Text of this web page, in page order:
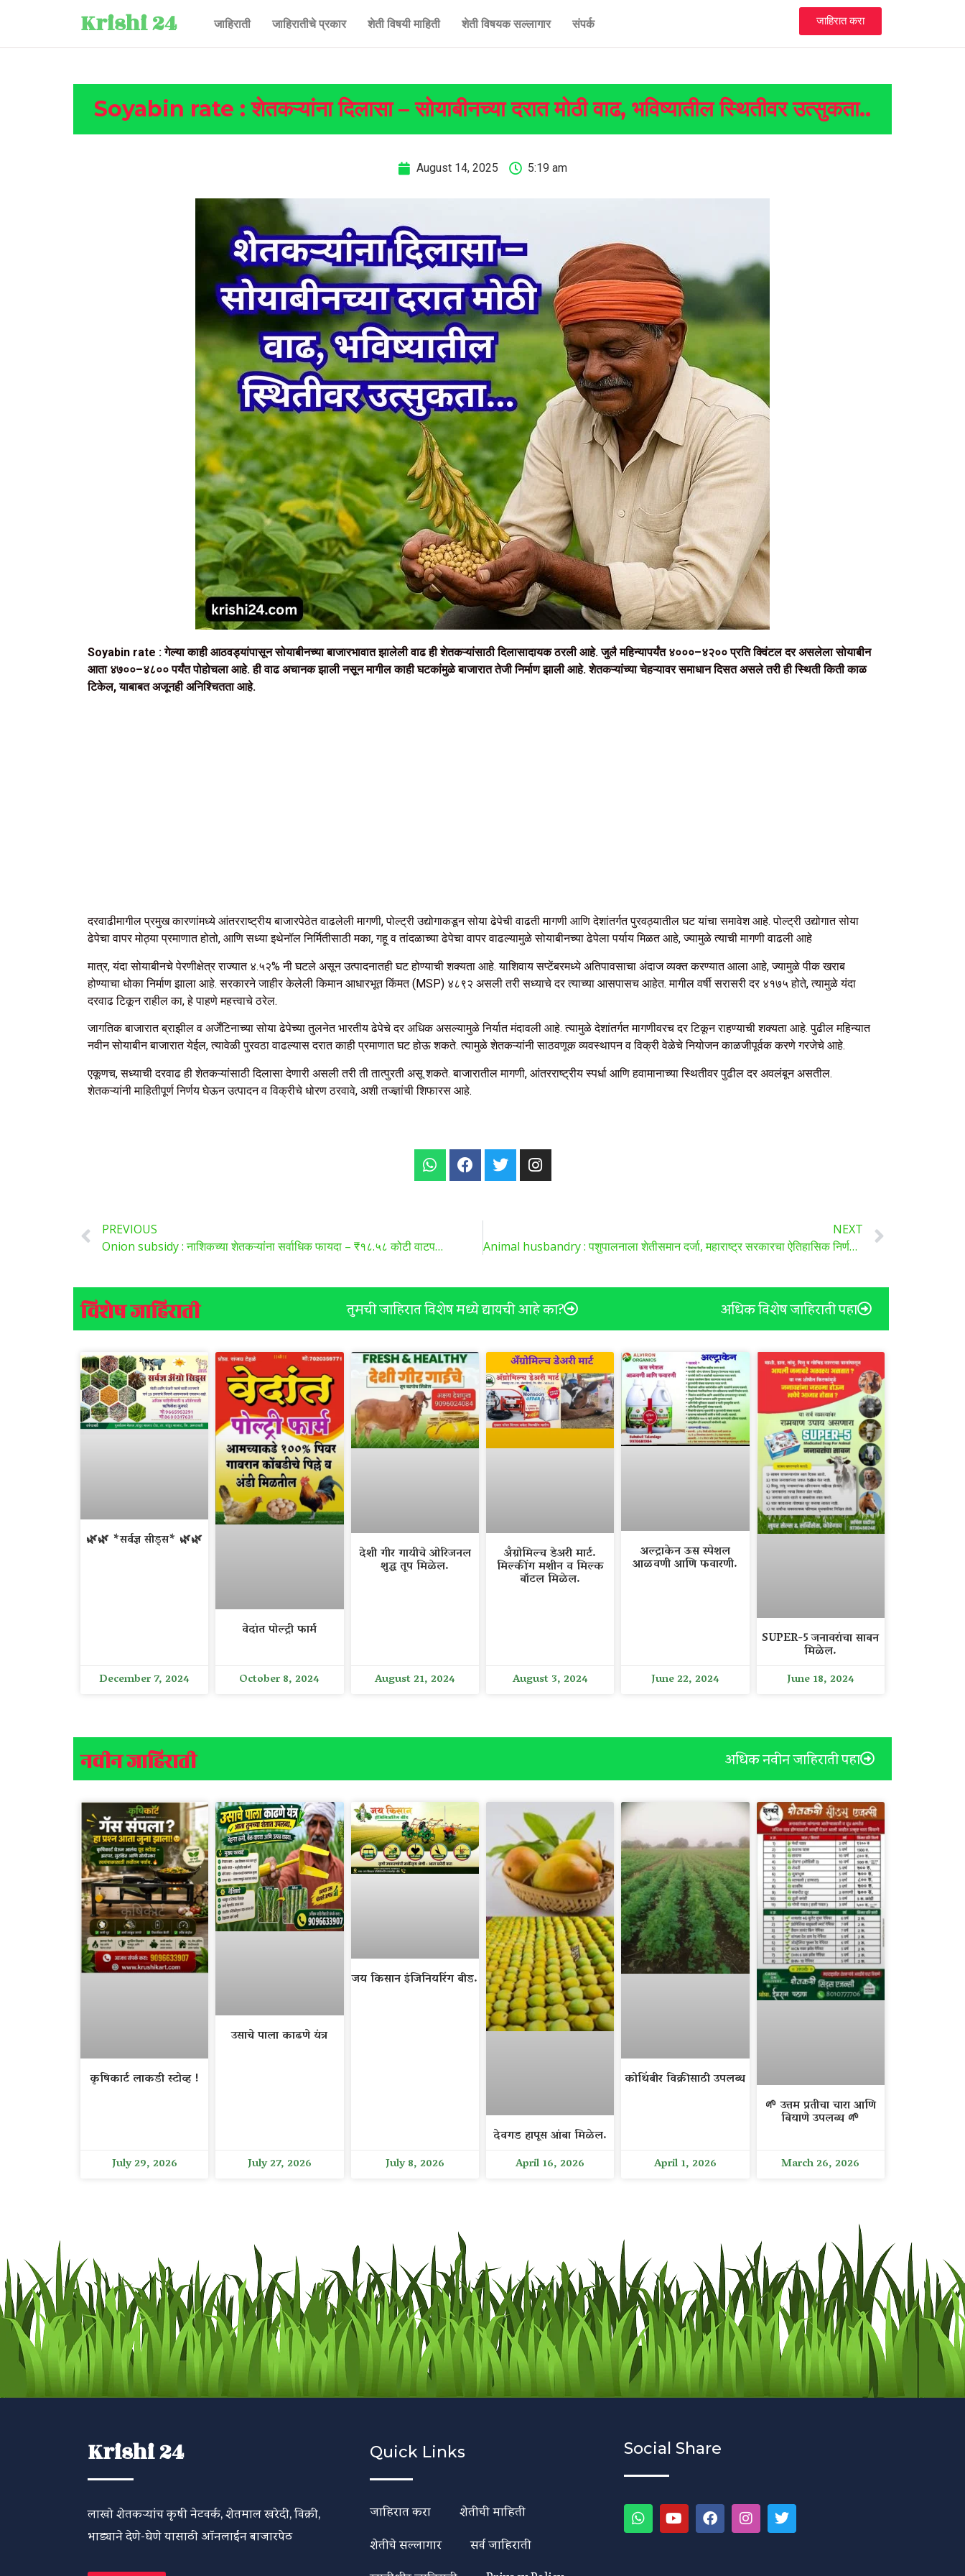
Krishi 24 जाहिराती जाहिरातीचे प्रकार शेती विषयी माहिती शेती विषयक सल्लागार संपर्क जाहिरात करा
Soyabin rate : शेतकऱ्यांना दिलासा – सोयाबीनच्या दरात मोठी वाढ, भविष्यातील स्थितीवर उत्सुकता..
August 14, 2025 5:19 am
Soyabin rate : गेल्या काही आठवड्यांपासून सोयाबीनच्या बाजारभावात झालेली वाढ ही शेतकऱ्यांसाठी दिलासादायक ठरली आहे. जुलै महिन्यापर्यंत ₹४०००–₹४२०० प्रति क्विंटल दर असलेला सोयाबीन
आता ₹४७००–₹४८०० पर्यंत पोहोचला आहे. ही वाढ अचानक झाली नसून मागील काही घटकांमुळे बाजारात तेजी निर्माण झाली आहे. शेतकऱ्यांच्या चेहऱ्यावर समाधान दिसत असले तरी ही स्थिती किती काळ
टिकेल, याबाबत अजूनही अनिश्चितता आहे.
दरवाढीमागील प्रमुख कारणांमध्ये आंतरराष्ट्रीय बाजारपेठेत वाढलेली मागणी, पोल्ट्री उद्योगाकडून सोया ढेपेची वाढती मागणी आणि देशांतर्गत पुरवठ्यातील घट यांचा समावेश आहे. पोल्ट्री उद्योगात सोया
ढेपेचा वापर मोठ्या प्रमाणात होतो, आणि सध्या इथेनॉल निर्मितीसाठी मका, गहू व तांदळाच्या ढेपेचा वापर वाढल्यामुळे सोयाबीनच्या ढेपेला पर्याय मिळत आहे, ज्यामुळे त्याची मागणी वाढली आहे
मात्र, यंदा सोयाबीनचे पेरणीक्षेत्र राज्यात ४.५२% नी घटले असून उत्पादनातही घट होण्याची शक्यता आहे. याशिवाय सप्टेंबरमध्ये अतिपावसाचा अंदाज व्यक्त करण्यात आला आहे, ज्यामुळे पीक खराब
होण्याचा धोका निर्माण झाला आहे. सरकारने जाहीर केलेली किमान आधारभूत किंमत (MSP) ₹४८९२ असली तरी सध्याचे दर त्याच्या आसपासच आहेत. मागील वर्षी सरासरी दर ₹४१७५ होते, त्यामुळे यंदा
दरवाढ टिकून राहील का, हे पाहणे महत्त्वाचे ठरेल.
जागतिक बाजारात ब्राझील व अर्जेंटिनाच्या सोया ढेपेच्या तुलनेत भारतीय ढेपेचे दर अधिक असल्यामुळे निर्यात मंदावली आहे. त्यामुळे देशांतर्गत मागणीवरच दर टिकून राहण्याची शक्यता आहे. पुढील महिन्यात
नवीन सोयाबीन बाजारात येईल, त्यावेळी पुरवठा वाढल्यास दरात काही प्रमाणात घट होऊ शकते. त्यामुळे शेतकऱ्यांनी साठवणूक व्यवस्थापन व विक्री वेळेचे नियोजन काळजीपूर्वक करणे गरजेचे आहे.
एकूणच, सध्याची दरवाढ ही शेतकऱ्यांसाठी दिलासा देणारी असली तरी ती तात्पुरती असू शकते. बाजारातील मागणी, आंतरराष्ट्रीय स्पर्धा आणि हवामानाच्या स्थितीवर पुढील दर अवलंबून असतील.
शेतकऱ्यांनी माहितीपूर्ण निर्णय घेऊन उत्पादन व विक्रीचे धोरण ठरवावे, अशी तज्ज्ञांची शिफारस आहे.
PREVIOUS
Onion subsidy : नाशिकच्या शेतकऱ्यांना सर्वाधिक फायदा – ₹१८.५८ कोटी वाटप…
NEXT
Animal husbandry : पशुपालनाला शेतीसमान दर्जा, महाराष्ट्र सरकारचा ऐतिहासिक निर्णय, ७५ लाख कुटुंबांना थेट लाभ..
विशेष जाहिराती तुमची जाहिरात विशेष मध्ये द्यायची आहे का? अधिक विशेष जाहिराती पहा
🌿🌿 *सर्वज्ञ सीड्स* 🌿🌿
December 7, 2024
वेदांत पोल्ट्री फार्म
October 8, 2024
देशी गीर गायीचे ओरिजनल
शुद्ध तूप मिळेल.
August 21, 2024
अँग्रोमिल्च डेअरी मार्ट.
मिल्कींग मशीन व मिल्क
बॉटल मिळेल.
August 3, 2024
अल्ट्राकेन ऊस स्पेशल
आळवणी आणि फवारणी.
June 22, 2024
SUPER-5 जनावरांचा साबन
मिळेल.
June 18, 2024
नवीन जाहिराती अधिक नवीन जाहिराती पहा
कृषिकार्ट लाकडी स्टोव्ह !
July 29, 2026
उसाचे पाला काढणे यंत्र
July 27, 2026
जय किसान इंजिनियरिंग बीड.
July 8, 2026
देवगड हापूस आंबा मिळेल.
April 16, 2026
कोथिंबीर विक्रीसाठी उपलब्ध
April 1, 2026
🌱 उत्तम प्रतीचा चारा आणि
बियाणे उपलब्ध 🌱
March 26, 2026
Krishi 24
लाखो शेतकऱ्यांच कृषी नेटवर्क, शेतमाल खरेदी, विक्री,
भाड्याने देणे-घेणे यासाठी ऑनलाईन बाजारपेठ
Quick Links
जाहिरात करा
शेतीची माहिती
शेतीचे सल्लागार
सर्व जाहिराती
Social Share